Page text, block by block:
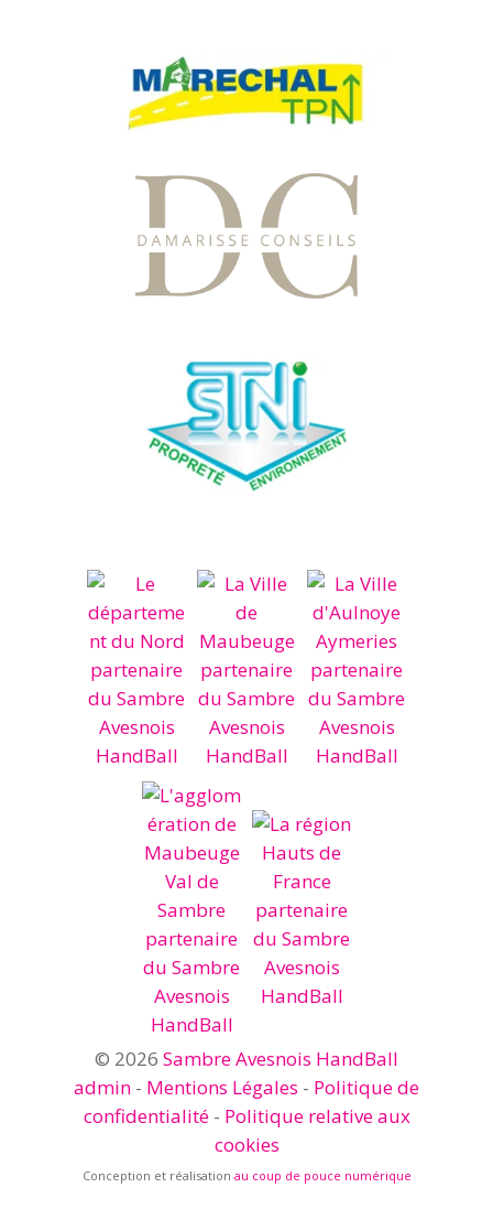
© 2026 Sambre Avesnois HandBall
admin - Mentions Légales - Politique de
confidentialité- Politique relative aux
cookies
Conception et réalisation au coup de pouce numérique